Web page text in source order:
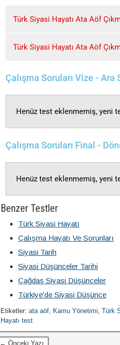
Türk Siyasi Hayatı Ata Aöf
Türk Siyasi Hayatı Ata Aöf
Çalışma Soruları Vize - Ara
Henüz test eklenmemiş, yeni
Çalışma Soruları Final -
Henüz test eklenmemiş, yeni
Benzer Testler
Türk Siyasi Hayatı
Çalışma Hayatı Ve Sorunları
Siyasi Tarih
Siyasi Düşünceler Tarihi
Çağdaş Siyasi Düşünceler
Türkiye'de Siyasi Düşünce
Etiketler: ata aöf, Kamu Yönetimi, Türk
Hayatı test
← Önceki Yazı